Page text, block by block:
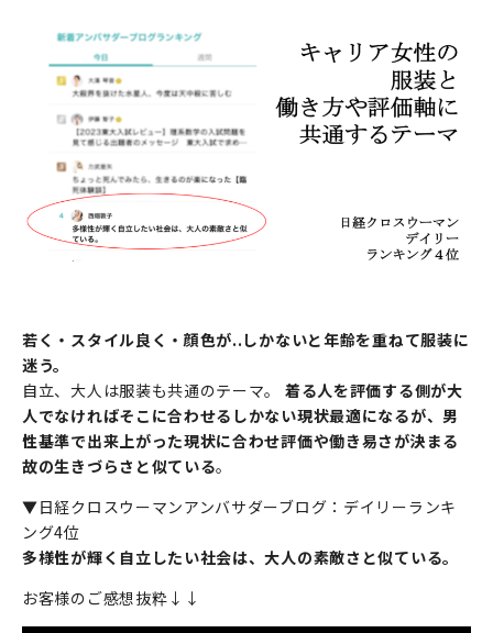
若く・スタイル良く・顔色が..しかないと年齢を重ねて服装に
迷う。
自立、大人は服装も共通のテーマ。 着る人を評価する側が大
人でなければそこに合わせるしかない現状最適になるが、男
性基準で出来上がった現状に合わせ評価や働き易さが決まる
故の生きづらさと似ている。
▼日経クロスウーマンアンバサダーブログ：デイリーランキ
ング4位
多様性が輝く自立したい社会は、大人の素敵さと似ている。
お客様のご感想抜粋↓↓